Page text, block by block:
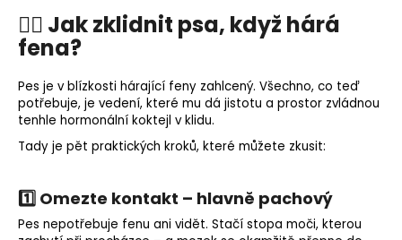
🧘‍♂️ Jak zklidnit psa, když hárá
fena?
Pes je v blízkosti hárající feny zahlcený. Všechno, co teď
potřebuje, je vedení, které mu dá jistotu a prostor zvládnou
tenhle hormonální koktejl v klidu.
Tady je pět praktických kroků, které můžete zkusit:
1️⃣ Omezte kontakt – hlavně pachový
Pes nepotřebuje fenu ani vidět. Stačí stopa moči, kterou